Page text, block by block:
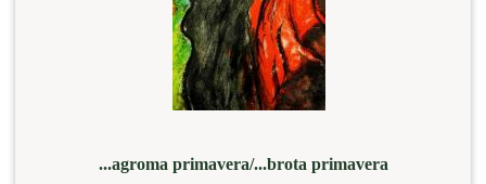
...agroma primavera/...brota primavera